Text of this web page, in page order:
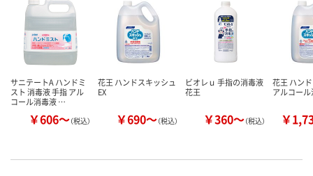
サニテートA ハンドミ
スト 消毒液 手指 アル
コール消毒液 …
￥606～（税込）
花王 ハンドスキッシュ
EX
￥690～（税込）
ビオレｕ 手指の消毒液
花王
￥360～（税込）
花王 ハン
アルコー
￥